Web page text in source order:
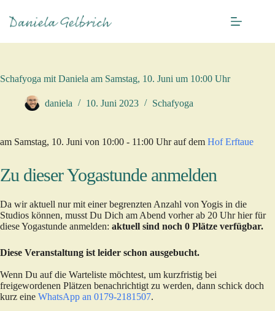
Inhalt
springen
Schafyoga mit Daniela am Samstag, 10. Juni um 10:00 Uhr
daniela 10. Juni 2023 Schafyoga
am Samstag, 10. Juni von 10:00 - 11:00 Uhr auf dem Hof Erftaue
Zu dieser Yogastunde anmelden
Da wir aktuell nur mit einer begrenzten Anzahl von Yogis in die
Studios können, musst Du Dich am Abend vorher ab 20 Uhr hier für
diese Yogastunde anmelden: aktuell sind noch 0 Plätze verfügbar.
Diese Veranstaltung ist leider schon ausgebucht.
Wenn Du auf die Warteliste möchtest, um kurzfristig bei
freigewordenen Plätzen benachrichtigt zu werden, dann schick doch
kurz eine WhatsApp an 0179-2181507.